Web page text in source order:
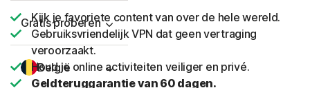
Gratis proberen
België
Kijk je favoriete content van over de hele wereld.
Gebruiksvriendelijk VPN dat geen vertraging
veroorzaakt.
Houd je online activiteiten veiliger en privé.
Geldteruggarantie van 60 dagen.